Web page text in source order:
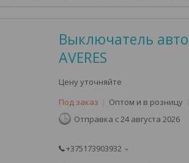
Выключатель
AVERES
Цену уточняйте
Под заказ
Оптом и в розницу
Отправка с 24 августа 2026
+375173903932